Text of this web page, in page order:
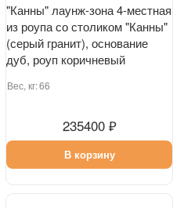
"Канны" лаунж-зона 4-местная
из роупа со столиком "Канны"
(серый гранит), основание
дуб, роуп коричневый
Вес, кг:66
235400 ₽
В корзину